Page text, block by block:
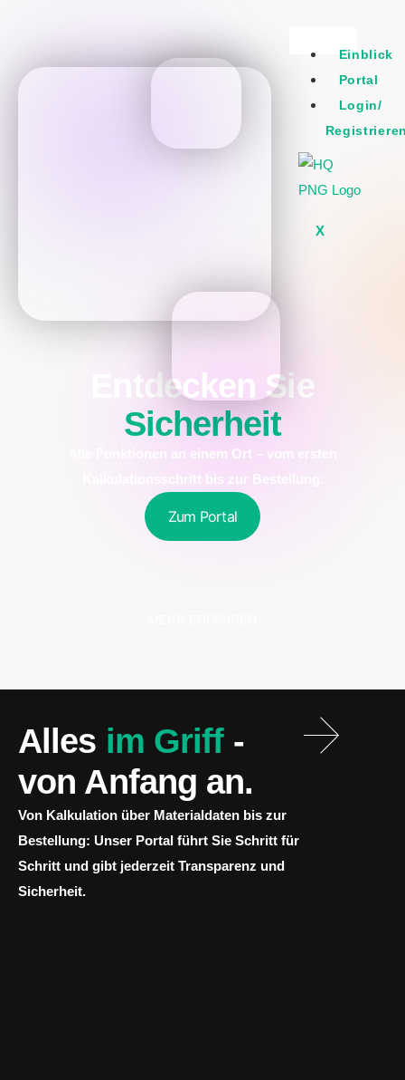
Einblick
Portal
Login/
X
Entdecken Sie
Sicherheit
Prozesskontrolle
Alle Funktionen an einem Ort – vom ersten
Kalkulationsschritt bis zur Bestellung.
Zum Portal
Alles im Griff-
von Anfang an.
Von Kalkulation über Materialdaten bis zur
Bestellung: Unser Portal führt Sie Schritt für
Schritt und gibt jederzeit Transparenz und
Sicherheit.